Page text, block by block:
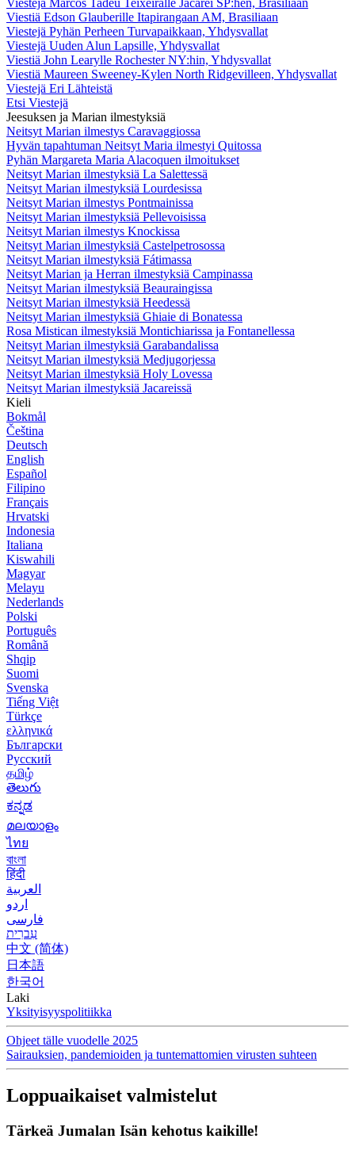
Viestiä Edson Glauberille Itapirangaan AM, Brasiliaan
Viestejä Pyhän Perheen Turvapaikkaan, Yhdysvallat
Viestejä Uuden Alun Lapsille, Yhdysvallat
Viestiä John Learylle Rochester NY:hin, Yhdysvallat
Viestiä Maureen Sweeney-Kylen North Ridgevilleen, Yhdysvallat
Viestejä Eri Lähteistä
Etsi Viestejä
Jeesuksen ja Marian ilmestyksiä
Neitsyt Marian ilmestys Caravaggiossa
Hyvän tapahtuman Neitsyt Maria ilmestyi Quitossa
Pyhän Margareta Maria Alacoquen ilmoitukset
Neitsyt Marian ilmestyksiä La Salettessä
Neitsyt Marian ilmestyksiä Lourdesissa
Neitsyt Marian ilmestys Pontmainissa
Neitsyt Marian ilmestyksiä Pellevoisissa
Neitsyt Marian ilmestys Knockissa
Neitsyt Marian ilmestyksiä Castelpetrosossa
Neitsyt Marian ilmestyksiä Fátimassa
Neitsyt Marian ja Herran ilmestyksiä Campinassa
Neitsyt Marian ilmestyksiä Beauraingissa
Neitsyt Marian ilmestyksiä Heedessä
Neitsyt Marian ilmestyksiä Ghiaie di Bonatessa
Rosa Mistican ilmestyksiä Montichiarissa ja Fontanellessa
Neitsyt Marian ilmestyksiä Garabandalissa
Neitsyt Marian ilmestyksiä Medjugorjessa
Neitsyt Marian ilmestyksiä Holy Lovessa
Neitsyt Marian ilmestyksiä Jacareissä
Kieli
Bokmål
Čeština
Deutsch
English
Español
Filipino
Français
Hrvatski
Indonesia
Italiana
Kiswahili
Magyar
Melayu
Nederlands
Polski
Português
Română
Shqip
Suomi
Svenska
Tiếng Việt
Türkçe
ελληνικά
Български
Русский
தமிழ்
తెలుగు
ಕನ್ನಡ
മലയാളം
ไทย
বাংলা
हिंदी
العربية
اردو
فارسی
עִברִית
中文 (简体)
日本語
한국어
Laki
Yksityisyyspolitiikka
Ohjeet tälle vuodelle 2025
Sairauksien, pandemioiden ja tuntemattomien virusten suhteen
Loppuaikaiset valmistelut
Tärkeä Jumalan Isän kehotus kaikille!